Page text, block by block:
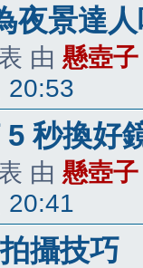
夜景達
由 懸壺子
20:53
5 秒換好
由 懸壺子
20:41
攝技巧